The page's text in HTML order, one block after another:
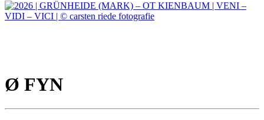
Ø FYN